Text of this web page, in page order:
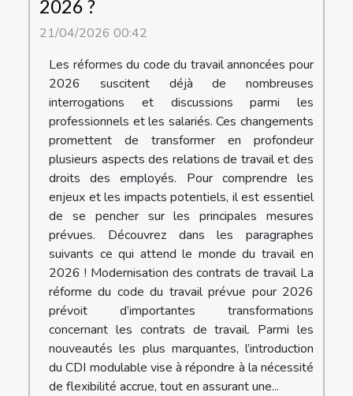
2026 ?
21/04/2026 00:42
Les réformes du code du travail annoncées pour
2026 suscitent déjà de nombreuses
interrogations et discussions parmi les
professionnels et les salariés. Ces changements
promettent de transformer en profondeur
plusieurs aspects des relations de travail et des
droits des employés. Pour comprendre les
enjeux et les impacts potentiels, il est essentiel
de se pencher sur les principales mesures
prévues. Découvrez dans les paragraphes
suivants ce qui attend le monde du travail en
2026 ! Modernisation des contrats de travail La
réforme du code du travail prévue pour 2026
prévoit d’importantes transformations
concernant les contrats de travail. Parmi les
nouveautés les plus marquantes, l’introduction
du CDI modulable vise à répondre à la nécessité
de flexibilité accrue, tout en assurant une...